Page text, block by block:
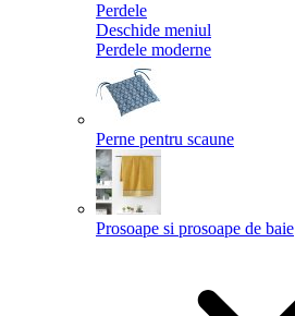
Perdele
Deschide meniul
Perdele moderne
Perne pentru scaune
Prosoape si prosoape de baie